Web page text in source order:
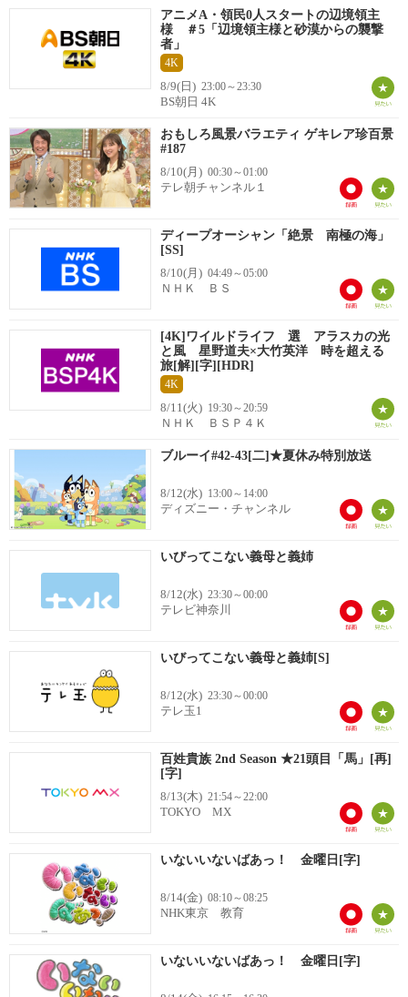
アニメA・領民0人スタートの辺境領主
様 ＃5「辺境領主様と砂漠からの襲撃
者」
4K
8/9(日) 23:00～23:30
BS朝日 4K
おもしろ風景バラエティ ゲキレア珍百景
#187
8/10(月) 00:30～01:00
テレ朝チャンネル１
ディープオーシャン「絶景 南極の海」
[SS]
8/10(月) 04:49～05:00
ＮＨＫ ＢＳ
[4K]ワイルドライフ 選 アラスカの光
と風 星野道夫×大竹英洋 時を超える
旅[解][字][HDR]
4K
8/11(火) 19:30～20:59
ＮＨＫ ＢＳＰ４Ｋ
ブルーイ#42-43[二]★夏休み特別放送
8/12(水) 13:00～14:00
ディズニー・チャンネル
いびってこない義母と義姉
8/12(水) 23:30～00:00
テレビ神奈川
いびってこない義母と義姉[S]
8/12(水) 23:30～00:00
テレ玉1
百姓貴族 2nd Season ★21頭目「馬」[再]
[字]
8/13(木) 21:54～22:00
TOKYO MX
いないいないばあっ！ 金曜日[字]
8/14(金) 08:10～08:25
NHK東京 教育
いないいないばあっ！ 金曜日[字]